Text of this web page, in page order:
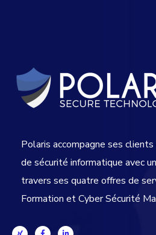
Polaris accompagne ses
de sécurité informatique avec
travers ses quatre offres de
Formation et Cyber Sécurité